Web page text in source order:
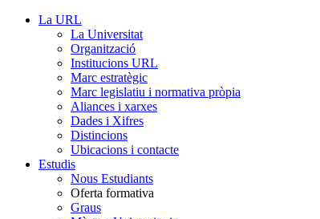
La URL
La Universitat
Organització
Institucions URL
Marc estratègic
Marc legislatiu i normativa pròpia
Aliances i xarxes
Dades i Xifres
Distincions
Ubicacions i contacte
Estudis
Nous Estudiants
Oferta formativa
Graus